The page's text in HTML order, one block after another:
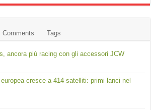
Comments Tags
ancora più racing con gli accessori JCW
europea cresce a 414 satelliti: primi lanci nel